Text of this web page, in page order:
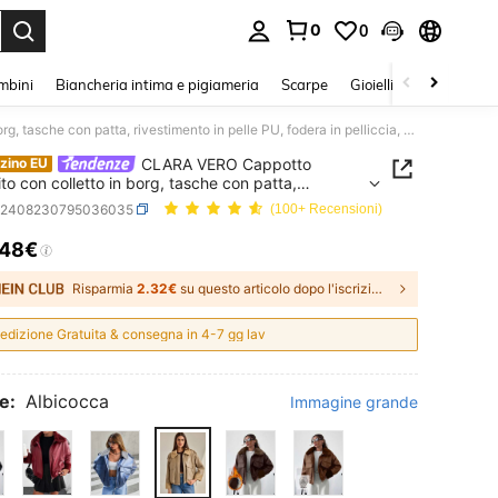
0 0
Biancheria intima e pigiameria Scarpe Gioielli E Accessori
CLARA VERO Cappotto imbottito con colletto in borg, tasche con patta, rivestimento in pelle PU, fodera in pelliccia, giacca in PU di alta qualità, molto morbida e confortevole
EU
CLARA VERO Cappotto
con colletto in borg, tasche con patta,
in pelle PU, fodera in pelliccia, giacca in PU
molto morbida e confortevole
(100+ Recensioni)
AND AVAILABILITY
Risparmia 2.32€ su questo articolo dopo l'iscrizione.
Gratuita & consegna in 4-7 gg lav
Albicocca Immagine grande